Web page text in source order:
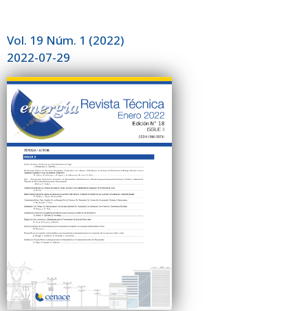
Vol. 19 Núm. 1 (2022)
2022-07-29